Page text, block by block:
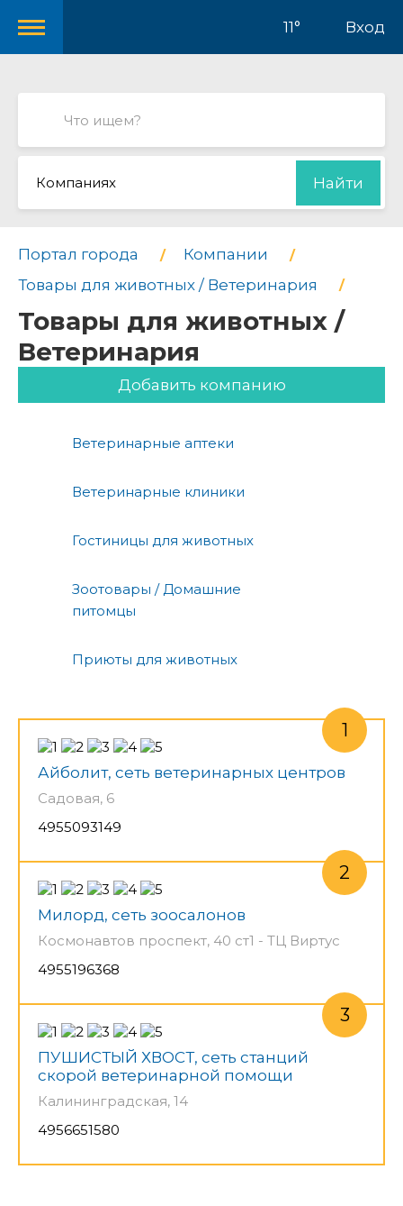
11° Вход
Компаниях Найти
Портал города
Компании
Товары для животных / Ветеринария
Товары для животных /
Ветеринария
Добавить компанию
Ветеринарные аптеки
Ветеринарные клиники
Гостиницы для животных
Зоотовары / Домашние
питомцы
Приюты для животных
Айболит, сеть ветеринарных центров
Садовая, 6
4955093149
Милорд, сеть зоосалонов
Космонавтов проспект, 40 ст1 - ТЦ Виртус
4955196368
ПУШИСТЫЙ ХВОСТ, сеть станций
скорой ветеринарной помощи
Калининградская, 14
4956651580